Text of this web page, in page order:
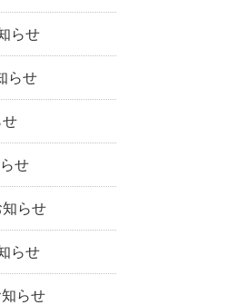
らせ
らせ
せ
らせ
らせ
らせ